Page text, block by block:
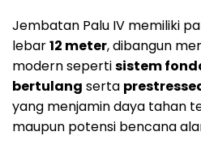
Jembatan Palu IV memiliki
lebar12 meter, dibangun
modern sepertisistem
bertulang serta
yang menjamin daya tahan
maupun potensi bencana